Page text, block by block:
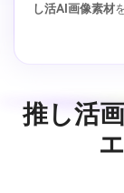
し活AI画像素材
推し活